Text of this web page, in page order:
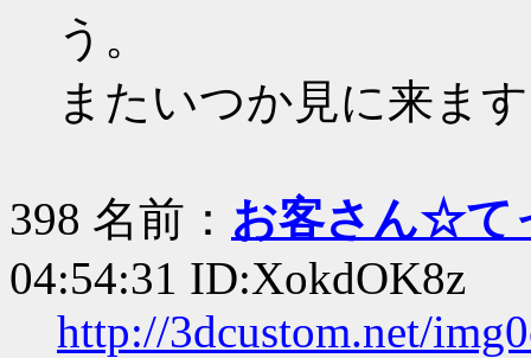
う。
またいつか見に来ま
398 名前： お客さん☆て
04:54:31 ID:XokdOK8z
http://3dcustom.net/